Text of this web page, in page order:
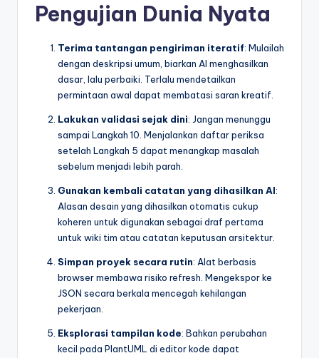
Pengujian Dunia Nyata
Terima tantangan pengiriman iteratif: Mulailah
dengan deskripsi umum, biarkan AI menghasilkan
dasar, lalu perbaiki. Terlalu mendetailkan
permintaan awal dapat membatasi saran kreatif.
Lakukan validasi sejak dini: Jangan menunggu
sampai Langkah 10. Menjalankan daftar periksa
setelah Langkah 5 dapat menangkap masalah
sebelum menjadi lebih parah.
Gunakan kembali catatan yang dihasilkan AI:
Alasan desain yang dihasilkan otomatis cukup
koheren untuk digunakan sebagai draf pertama
untuk wiki tim atau catatan keputusan arsitektur.
Simpan proyek secara rutin: Alat berbasis
browser membawa risiko refresh. Mengekspor ke
JSON secara berkala mencegah kehilangan
pekerjaan.
Eksplorasi tampilan kode: Bahkan perubahan
kecil pada PlantUML di editor kode dapat